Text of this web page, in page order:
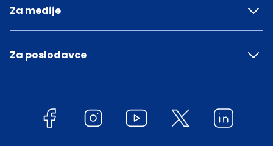
Za medije
Za poslodavce